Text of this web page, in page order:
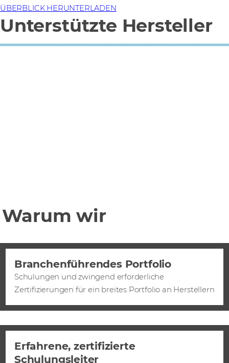
ÜBERBLICK HERUNTERLADEN
Unterstützte Hersteller
Warum wir
Branchenführendes Portfolio
Schulungen und zwingend erforderliche
Zertifizierungen für ein breites Portfolio an Herstellern
Erfahrene, zertifizierte
Schulungsleiter